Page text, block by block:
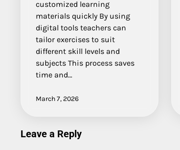
customized learning
materials quickly By using
digital tools teachers can
tailor exercises to suit
different skill levels and
subjects This process saves
time and…
March 7, 2026
Leave a Reply